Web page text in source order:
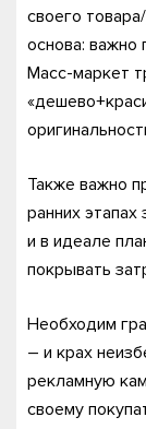
своего
основа: важно
Масс-маркет
Также важно
ранних этапах
и в идеале
покрывать
Необходим
– и крах
рекламную
своему